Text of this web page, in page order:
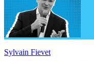
Sylvain Fievet